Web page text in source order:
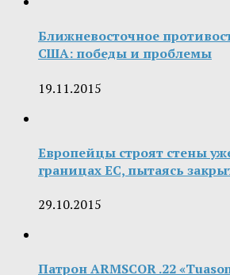
Ближневосточное
США: победы и проблемы
19.11.2015
Европейцы строят стены
границах ЕС, пытаясь
29.10.2015
Патрон ARMSCOR .22